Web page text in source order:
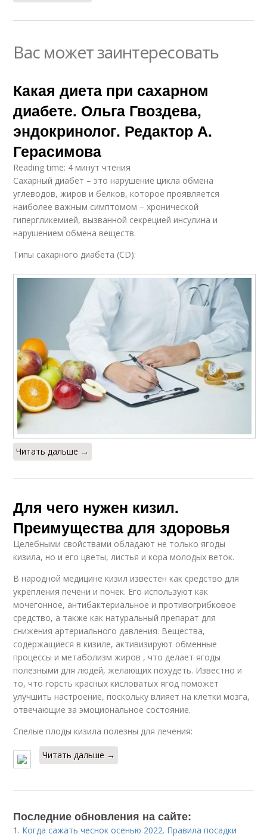
Вас может заинтересовать
Какая диета при сахарном
диабете. Ольга Гвоздева,
эндокринолог. Редактор А.
Герасимова
Reading time: 4 минут чтения
Сахарный диабет – это нарушение цикла обмена
углеводов, жиров и белков, которое проявляется
наиболее важным симптомом – хронической
гипергликемией, вызванной секрецией инсулина и
нарушением обмена веществ.
Типы сахарного диабета (CD):
Читать дальше →
Для чего нужен кизил.
Преимущества для здоровья
Целебными свойствами обладают не только ягоды
кизила, но и его цветы, листья и кора молодых веток.
В народной медицине кизил известен как средство для
укрепления печени и почек. Его используют как
мочегонное, антибактериальное и противогрибковое
средство, а также как натуральный препарат для
снижения артериального давления. Вещества,
содержащиеся в кизиле, активизируют обменные
процессы и метаболизм жиров , что делает ягоды
полезными для людей, желающих похудеть. Известно и
то, что горсть красных кисловатых ягод поможет
улучшить настроение, поскольку влияет на клетки мозга,
отвечающие за эмоциональное состояние.
Спелые плоды кизила полезны для лечения:
Читать дальше →
Последние обновления на сайте:
1. Когда сажать чеснок осенью 2022. Правила посадки